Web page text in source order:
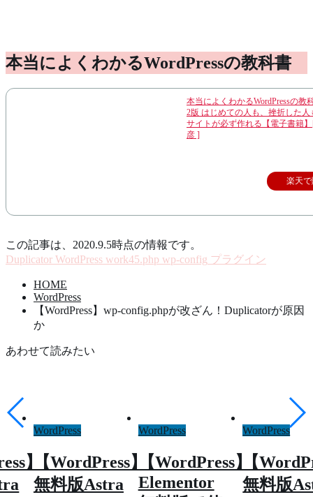
本当によくわかるWordPressの教科書
本当によくわかるWordPressの
2版 はじめての人も、挫折した人
サイトが必ず作れる【電子書籍
彦 ]
楽天
この記事は、2020.9.5時点の情報です。
Duplicator WordPress work45.php wp-config プラグイン
HOME
WordPress
【WordPress】wp-config.phpが改ざん！Duplicatorが原因
か
あわせて読みたい
】
WordPress
【WordPress】
無料版Astra
WordPress
【WordPress】
Elementor
WordPress
【
無料版